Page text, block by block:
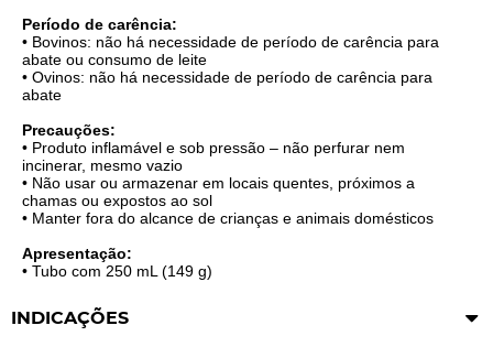
Período de carência:
• Bovinos: não há necessidade de período de carência para
abate ou consumo de leite
• Ovinos: não há necessidade de período de carência para
abate
Precauções:
• Produto inflamável e sob pressão – não perfurar nem
incinerar, mesmo vazio
• Não usar ou armazenar em locais quentes, próximos a
chamas ou expostos ao sol
• Manter fora do alcance de crianças e animais domésticos
Apresentação:
• Tubo com 250 mL (149 g)
INDICAÇÕES